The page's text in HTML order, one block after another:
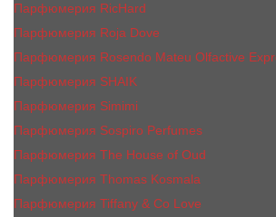
Парфюмерия RicHard
Парфюмерия Roja Dove
Парфюмерия Rosendo Mateu Olfactive
Парфюмерия SHAIK
Парфюмерия Simimi
Парфюмерия Sospiro Perfumes
Парфюмерия The House of Oud
Парфюмерия Thomas Kosmala
Парфюмерия Tiffany & Co Love